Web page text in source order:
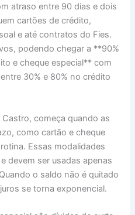
atraso entre 90 dias e dois
cartões de crédito,
e até contratos do Fies.
podendo chegar a **90%
e cheque especial** com
30% e 80% no crédito
começa quando as
como cartão e cheque
Essas modalidades
devem ser usadas apenas
o saldo não é quitado
se torna exponencial.